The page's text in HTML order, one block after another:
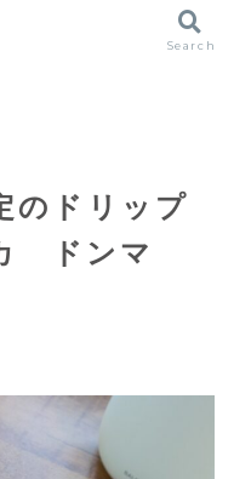
のドリップ
ドンマ
Search